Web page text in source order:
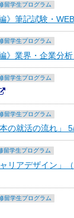
留学生プログラム
》筆記試験・
留学生プログラム
》業界・企業分
留学生プログラム
留学生プログラム
の就活の流れ」
留学生プログラム
リアデザイン」
留学生プログラム